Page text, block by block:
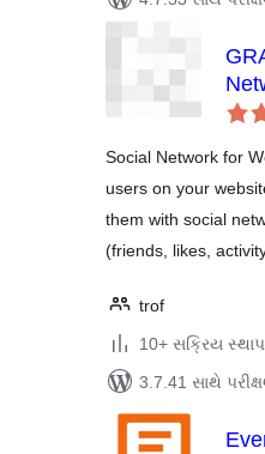
Social Network for
users on your
them with social
(friends, likes,
trof
10+ સક્રિય
3.7.41 સાથે